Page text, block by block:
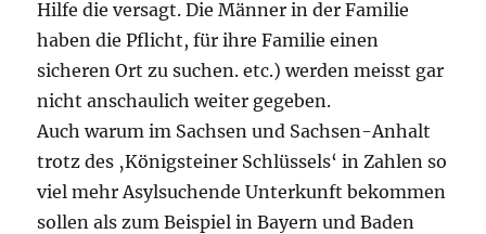
Hilfe die versagt. Die Männer in der Familie
haben die Pflicht, für ihre Familie einen
sicheren Ort zu suchen. etc.) werden meisst gar
nicht anschaulich weiter gegeben.
Auch warum im Sachsen und Sachsen-Anhalt
trotz des ‚Königsteiner Schlüssels‘ in Zahlen so
viel mehr Asylsuchende Unterkunft bekommen
sollen als zum Beispiel in Bayern und Baden